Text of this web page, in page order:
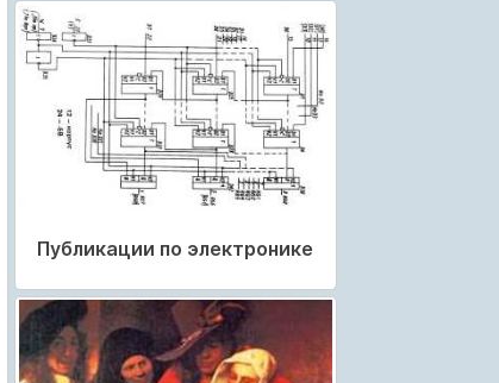
Публикации по электронике